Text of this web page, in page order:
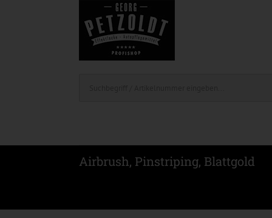
Airbrush, Pinstriping, Blattgold